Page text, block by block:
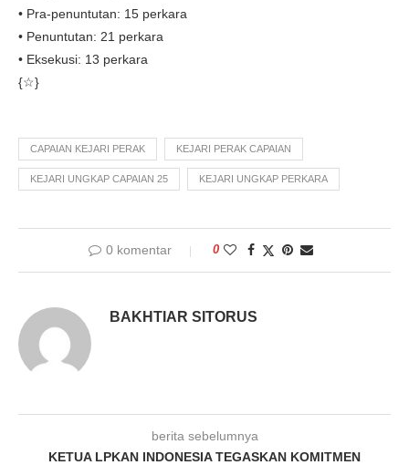
• Pra-penuntutan: 15 perkara
• Penuntutan: 21 perkara
• Eksekusi: 13 perkara
{☆}
CAPAIAN KEJARI PERAK KEJARI PERAK CAPAIAN
KEJARI UNGKAP CAPAIAN 25 KEJARI UNGKAP PERKARA
0 komentar 0
BAKHTIAR SITORUS
berita sebelumnya
KETUA LPKAN INDONESIA TEGASKAN KOMITMEN